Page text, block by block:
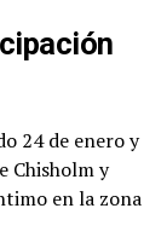
24 de enero y
Chisholm y
en la zona